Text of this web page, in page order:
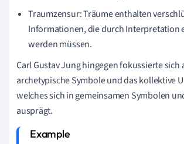
Traumzensur: Träume enthalten
Informationen, die durch Interpretation
werden müssen.
Carl Gustav Jung hingegen fokussierte sich
archetypische Symbole und das kollektive
welches sich in gemeinsamen Symbolen
ausprägt.